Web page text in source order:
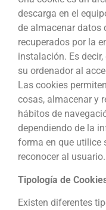
descarga en el
de almacenar datos
recuperados por la
instalación. Es
su ordenador al
Las cookies
cosas, almacenar y
hábitos de
dependiendo de la
forma en que utilice
reconocer al usuario.
Tipología de
Existen diferentes